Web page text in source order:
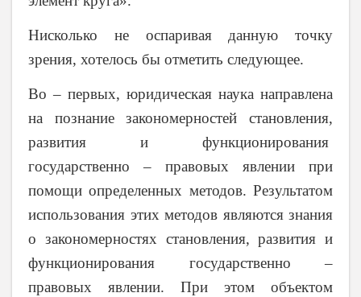
Нисколько не оспаривая данную точку
зрения, хотелось бы отметить следующее.
Во – первых, юридическая наука направлена
на познание закономерностей становления,
развития и функционирования
государственно – правовых явлении при
помощи определенных методов. Результатом
использования этих методов являются знания
о закономерностях становления, развития и
функционирования государственно –
правовых явлении. При этом объектом